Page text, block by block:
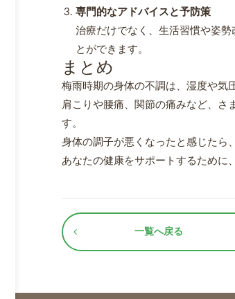
専門的なアドバイスと予防策
治療だけでなく、生活習慣や姿
とができます。
まとめ
梅雨時期の身体の不調は、湿度や気
肩こりや腰痛、関節の痛みなど、さ
す。
身体の調子が悪くなったと感じたら
あなたの健康をサポートするために
一覧へ戻る